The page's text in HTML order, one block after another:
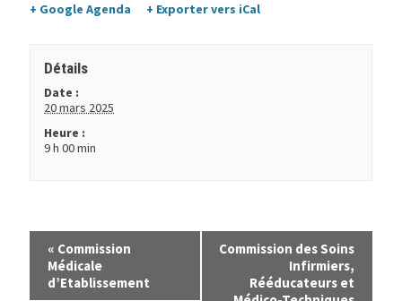
+ Google Agenda + Exporter vers iCal
Détails
Date :
20 mars 2025
Heure :
9 h 00 min
« Commission
Médicale
d’Etablissement
Commission des Soins
Infirmiers,
Rééducateurs et